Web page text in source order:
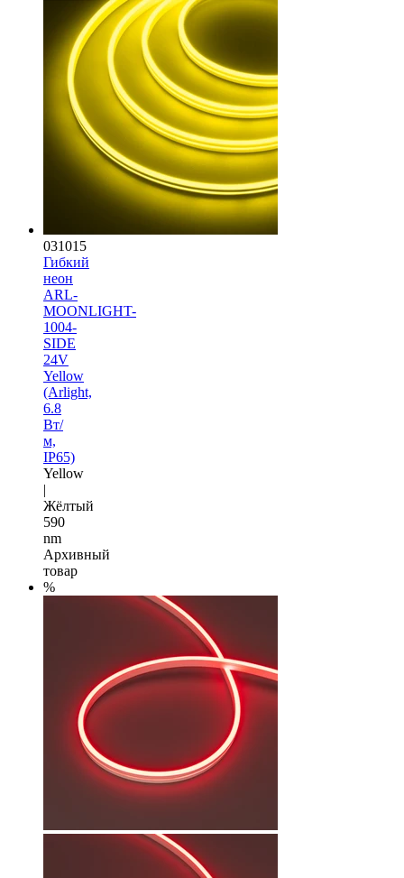
031015
Гибкий
неон
ARL-
MOONLIGHT-
1004-
SIDE
24V
Yellow
(Arlight,
6.8
Вт/
м,
IP65)
Yellow
|
Жёлтый
590
nm
Архивный
товар
%